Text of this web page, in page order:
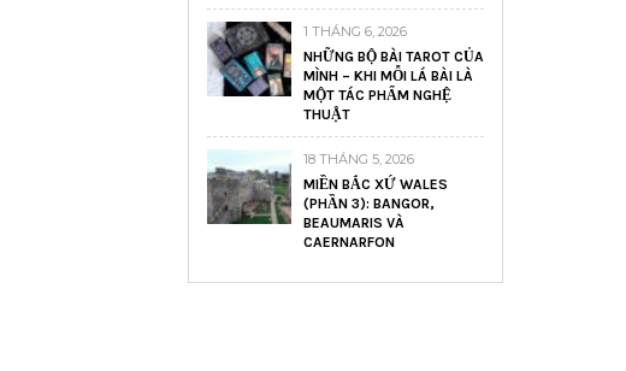
1 THÁNG 6, 2026
NHỮNG BỘ BÀI TAROT CỦA
MÌNH – KHI MỖI LÁ BÀI LÀ
MỘT TÁC PHẨM NGHỆ
THUẬT
18 THÁNG 5, 2026
MIỀN BẮC XỨ WALES
(PHẦN 3): BANGOR,
BEAUMARIS VÀ
CAERNARFON